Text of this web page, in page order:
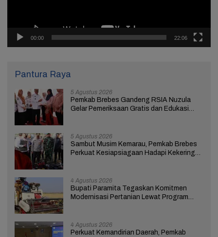
00:00 22:06
Pantura Raya
5 Agustus 2026
Pemkab Brebes Gandeng RSIA Nuzula
Gelar Pemeriksaan Gratis dan Edukasi
5 Agustus 2026
Sambut Musim Kemarau, Pemkab Brebes
Perkuat Kesiapsiagaan Hadapi Kekeringan
4 Agustus 2026
Bupati Paramita Tegaskan Komitmen
Modernisasi Pertanian Lewat Program
4 Agustus 2026
Perkuat Kemandirian Daerah, Pemkab